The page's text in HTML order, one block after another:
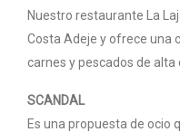
Nuestro restaurante La
Costa Adeje y ofrece una
carnes y pescados de alta
SCANDAL
Es una propuesta de ocio